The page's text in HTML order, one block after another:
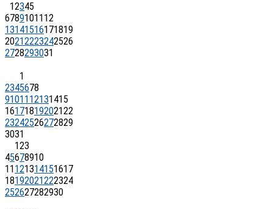
12345
67891011 12
13141516171819
20212223242526
2728293031
1
2345678
91011 12131415
16171819202122
23242526272829
3031
123
45678910
11 121314151617
18192021222324
252627282930